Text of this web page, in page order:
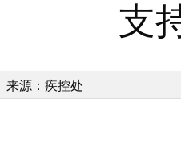
支
来源：疾控处